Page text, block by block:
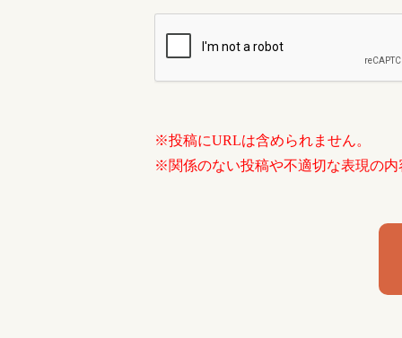
※投稿にURLは含められません。
※関係のない投稿や不適切な表現の